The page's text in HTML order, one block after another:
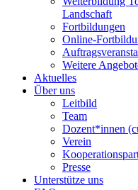
Landschaft
Fortbildungen
Online-
Weitere
Aktuelles
Über uns
Leitbild
Team
Dozent*innen
Verein
Presse
Unterstütze uns